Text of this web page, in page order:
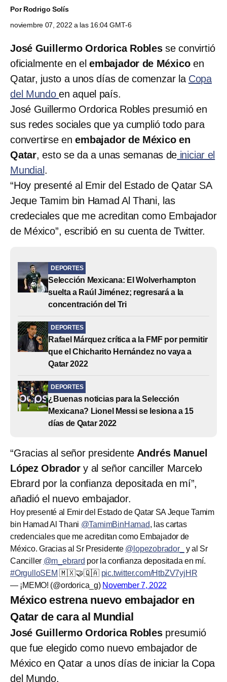
PorRodrigo Solís
noviembre 07, 2022 a las 16:04 GMT-6
José Guillermo Ordorica Roblesse convirtió
oficialmente en el embajador de Méxicoen
Qatar, justo a unos días de comenzar la Copa
del Mundoen aquel país.
José Guillermo Ordorica Robles presumió en
sus redes sociales que ya cumplió todo para
convertirse enembajador de México en
Qatar, esto se da a unas semanas de iniciar el
Mundial .
“Hoy presenté al Emir del Estado de Qatar SA
Jeque Tamim bin Hamad Al Thani, las
credeciales que me acreditan como Embajador
de México”, escribió en su cuenta de Twitter.
DEPORTES
Selección Mexicana: El Wolverhampton
suelta a Raúl Jiménez; regresará a la
concentración del Tri
DEPORTES
Rafael Márquez crítica a la FMF por permitir
que el Chicharito Hernández no vaya a
Qatar 2022
DEPORTES
¿Buenas noticias para la Selección
Mexicana? Lionel Messi se lesiona a 15
días de Qatar 2022
“Gracias al señor presidente Andrés Manuel
López Obradory al señor canciller Marcelo
Ebrard por la confianza depositada en mí”,
añadió el nuevo embajador.
Hoy presenté al Emir del Estado de Qatar SA Jeque Tamim
bin Hamad Al Thani @TamimBinHamad, las cartas
credenciales que me acreditan como Embajador de
México. Gracias al Sr Presidente @lopezobrador_
y al Sr
Canciller @m_ebrard por la confianza depositada en mí.
#OrgulloSEM 🇲🇽🤝🇶🇦 pic.twitter.com/HtbZV7yjHR
— ¡MEMO! (@ordorica_g) November 7, 2022
México estrena nuevo embajador en
Qatar de cara al Mundial
José Guillermo Ordorica Roblespresumió
que fue elegido como nuevo embajador de
México en Qatar a unos días de iniciar la Copa
del Mundo.